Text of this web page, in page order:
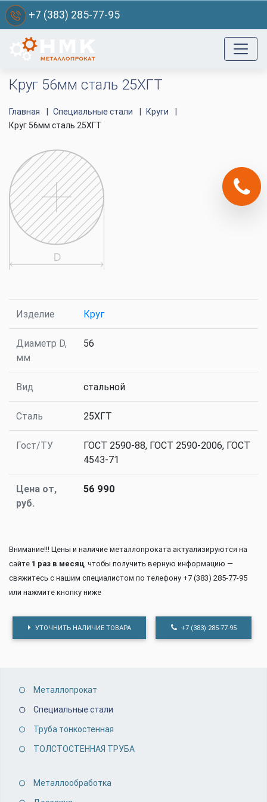
+7 (383) 285-77-95
Круг 56мм сталь 25ХГТ
Главная Специальные стали
Круги
Круг 56мм сталь 25ХГТ
Изделие Круг
Диаметр D,
мм
56
Вид стальной
Сталь 25ХГТ
Гост/ТУ
ГОСТ 2590-88, ГОСТ 2590-2006, ГОСТ
4543-71
Цена от,
руб.
56 990
Внимание!!! Цены и наличие металлопроката актуализируются на
сайте 1 раз в месяц, чтобы получить верную информацию —
свяжитесь с нашим специалистом по телефону +7 (383) 285-77-95
или нажмите кнопку ниже
УТОЧНИТЬ НАЛИЧИЕ ТОВАРА +7 (383) 285-77-95
Металлопрокат
Специальные стали
Труба тонкостенная
ТОЛСТОСТЕННАЯ ТРУБА
Металлообработка